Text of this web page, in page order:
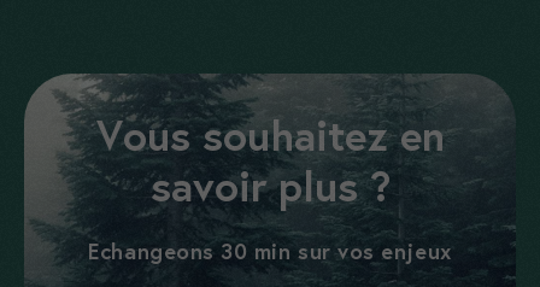
Vous souhaitez en
savoir plus ?
Echangeons 30 min sur vos enjeux